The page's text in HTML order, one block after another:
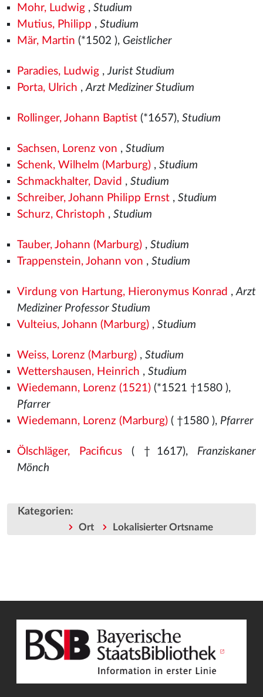
Mohr, Ludwig, Studium
Mutius, Philipp , Studium
Mär, Martin (*1502 ), Geistlicher
Paradies, Ludwig,Jurist Studium
Porta, Ulrich ,Arzt Mediziner Studium
Rollinger, Johann Baptist(*1657), Studium
Sachsen, Lorenz von , Studium
Schenk, Wilhelm (Marburg), Studium
Schmackhalter, David , Studium
Schreiber, Johann Philipp Ernst, Studium
Schurz, Christoph , Studium
Tauber, Johann (Marburg), Studium
Trappenstein, Johann von , Studium
Virdung von Hartung, Hieronymus Konrad ,Arzt
Mediziner Professor Studium
Vulteius, Johann (Marburg), Studium
Weiss, Lorenz (Marburg), Studium
Wettershausen, Heinrich , Studium
Wiedemann, Lorenz (1521)(*1521 †1580 ),
Pfarrer
Wiedemann, Lorenz (Marburg)( †1580 ), Pfarrer
Ölschläger, Pacificus( †1617), Franziskaner
Mönch
Kategorien:
Ort Lokalisierter Ortsname